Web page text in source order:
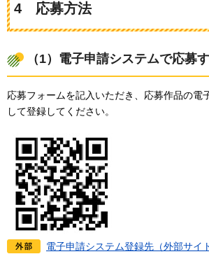
4 応募方法
（1）電子申請システムで応募
応募フォームを記入いただき、応募作品の電
して登録してください。
電子申請システム登録先（外部サイ